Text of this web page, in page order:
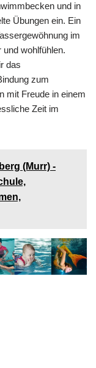
und in
Übungen ein. Ein
im
wohlfühlen.
das
zum
mit Freude in einem
Zeit im
(Murr) -